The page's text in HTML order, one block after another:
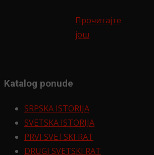
Прочитајте
још
Katalog ponude
SRPSKA ISTORIJA
SVETSKA ISTORIJA
PRVI SVETSKI RAT
DRUGI SVETSKI RAT